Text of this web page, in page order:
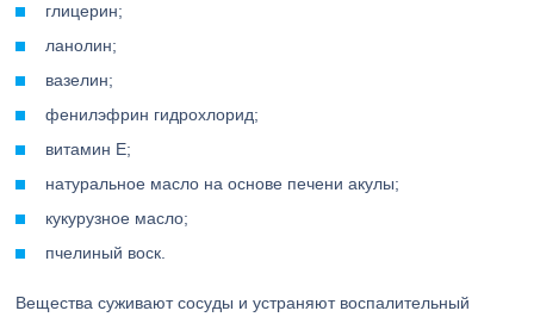
глицерин;
ланолин;
вазелин;
фенилэфрин гидрохлорид;
витамин Е;
натуральное масло на основе печени акулы;
кукурузное масло;
пчелиный воск.
Вещества суживают сосуды и устраняют воспалительный